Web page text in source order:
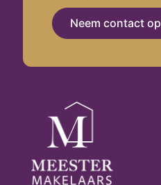
Neem contact op